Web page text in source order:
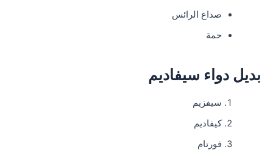
صداع الرائس
حمة
بديل دواء سيفاديم
سيفزيم
كيفاديم
فورتام